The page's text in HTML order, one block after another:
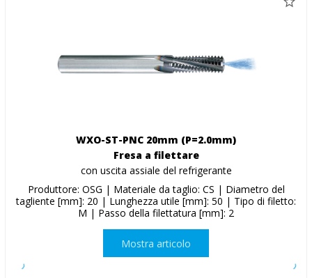
WXO-ST-PNC 20mm (P=2.0mm)
Fresa a filettare
con uscita assiale del refrigerante
Produttore: OSG | Materiale da taglio: CS | Diametro del
tagliente [mm]: 20 | Lunghezza utile [mm]: 50 | Tipo di filetto:
M | Passo della filettatura [mm]: 2
Mostra articolo